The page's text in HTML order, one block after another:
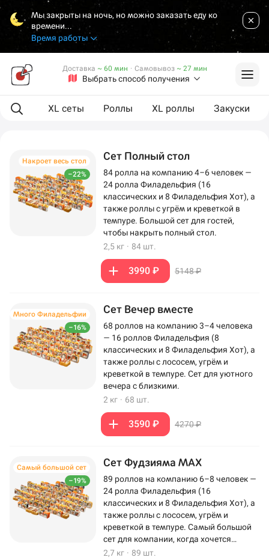
Мы закрыты на ночь, но можно заказать еду ко
времени...
Время работы
Выбрать способ получения
Доставка ~ 60 мин · Самовывоз ~ 27 мин
еда XL сеты Роллы XL роллы Закуски
–22%
Накроет весь стол Сет Полный стол
84 ролла на компанию 4–6 человек —
24 ролла Филадельфия (16
классических и 8 Филадельфия Хот), а
также роллы с угрём и креветкой в
темпуре. Большой сет для гостей,
чтобы накрыть полный стол.
2,5 кг · 84 шт.
3990 ₽ 5148 ₽
–16%
Много Филадельфии Сет Вечер вместе
68 роллов на компанию 3–4 человека
— 16 роллов Филадельфия (8
классических и 8 Филадельфия Хот), а
также роллы с лососем, угрём и
креветкой в темпуре. Сет для уютного
вечера с близкими.
2 кг · 68 шт.
3590 ₽ 4270 ₽
–19%
Самый большой сет Сет Фудзияма MAX
89 роллов на компанию 6–8 человек —
24 ролла Филадельфия (16
классических и 8 Филадельфия Хот), а
также роллы с лососем, угрём и
креветкой в темпуре. Самый большой
сет для компании, когда хочется
максимум роллов на столе.
2,7 кг · 89 шт.